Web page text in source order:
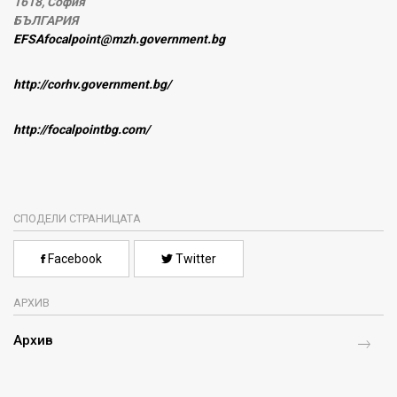
БЪЛГАРИЯ
EFSAfocalpoint@mzh.government.bg
http://corhv.government.bg/
http://focalpointbg.com/
СПОДЕЛИ СТРАНИЦАТА
Facebook Twitter
АРХИВ
Архив